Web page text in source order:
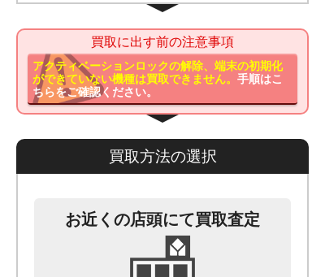
買取に出す前の注意事項
アクティベーションロックの解除、端末の初期化
ができていない機種は買取できません。手順はこ
ちらをご確認ください。
買取方法の選択
お近くの店頭にて買取査定